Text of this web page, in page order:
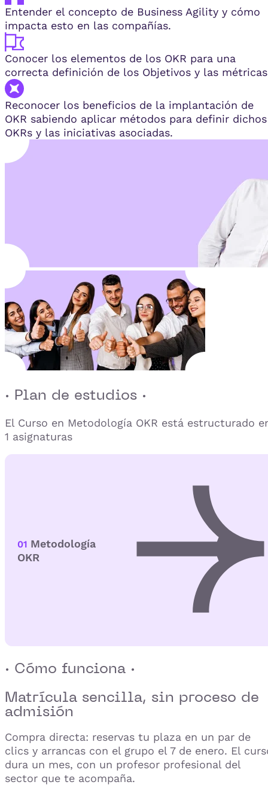
Entender el concepto de Business Agility y cómo
impacta esto en las compañías.
Conocer los elementos de los OKR para una
correcta definición de los Objetivos y las
Reconocer los beneficios de la implantación de
OKR sabiendo aplicar métodos para definir dichos
OKRs y las iniciativas asociadas.
· Plan de estudios ·
El Curso en Metodología OKR está estructurado
1 asignaturas
01 Metodología
OKR
· Cómo funciona ·
Matrícula sencilla, sin proceso de
admisión
Compra directa: reservas tu plaza en un par de
clics y arrancas con el grupo el 7 de enero. El
dura un mes, con un profesor profesional del
sector que te acompaña.